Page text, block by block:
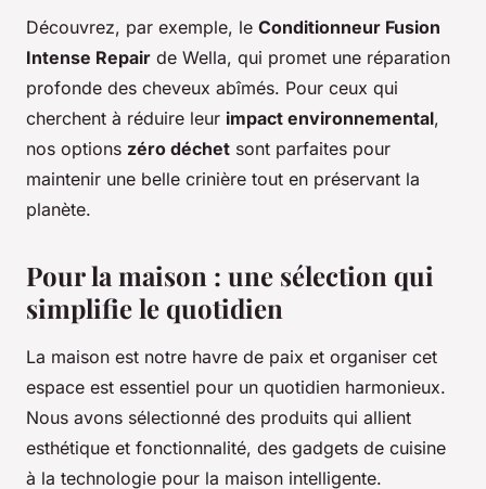
Découvrez, par exemple, le Conditionneur Fusion
Intense Repair de Wella, qui promet une réparation
profonde des cheveux abîmés. Pour ceux qui
cherchent à réduire leur impact environnemental,
nos options zéro déchet sont parfaites pour
maintenir une belle crinière tout en préservant la
planète.
Pour la maison : une sélection qui
simplifie le quotidien
La maison est notre havre de paix et organiser cet
espace est essentiel pour un quotidien harmonieux.
Nous avons sélectionné des produits qui allient
esthétique et fonctionnalité, des gadgets de cuisine
à la technologie pour la maison intelligente.